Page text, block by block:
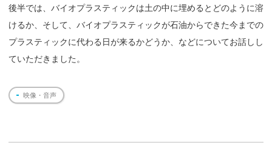
後半では、バイオプラスティックは土の中に埋めるとどのように溶
けるか、そして、バイオプラスティックが石油からできた今までの
プラスティックに代わる日が来るかどうか、などについてお話しし
ていただきました。
映像・音声
投